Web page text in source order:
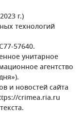
г.)
технологий
57640.
унитарное
агентство
и новостей сайта
crimea.ria.ru